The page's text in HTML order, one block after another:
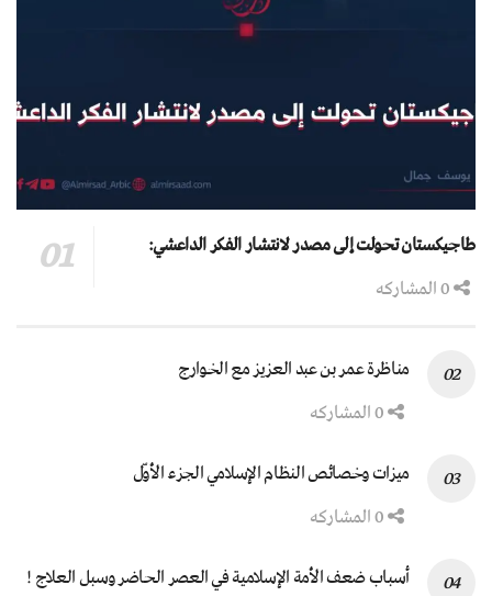
طاجيكستان تحولت إلى مصدر لانتشار الفكر الداعشي:
مناظرة عمر بن عبد العزيز مع الخوارج
ميزات وخصائص النظام الإسلامي الجزء الأوّل
أسباب ضعف الأمة الإسلامية في العصر الحاضر وسبل العلاج !